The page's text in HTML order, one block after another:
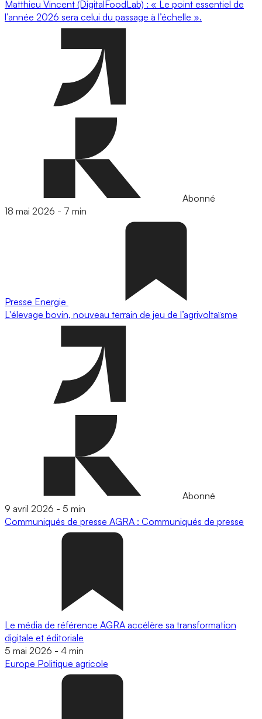
Matthieu Vincent (DigitalFoodLab) : « Le point essentiel de
l’année 2026 sera celui du passage à l’échelle ».
Abonné
18 mai 2026 - 7 min
Presse Energie
L'élevage bovin, nouveau terrain de jeu de l’agrivoltaïsme
Abonné
9 avril 2026 - 5 min
Communiqués de presse AGRA : Communiqués de presse
Le média de référence AGRA accélère sa transformation
digitale et éditoriale
5 mai 2026 - 4 min
Europe Politique agricole